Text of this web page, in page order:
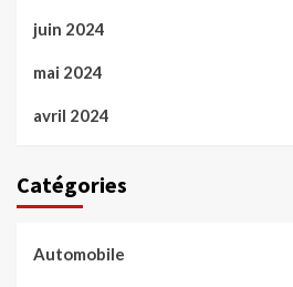
juin 2024
mai 2024
avril 2024
Catégories
Automobile